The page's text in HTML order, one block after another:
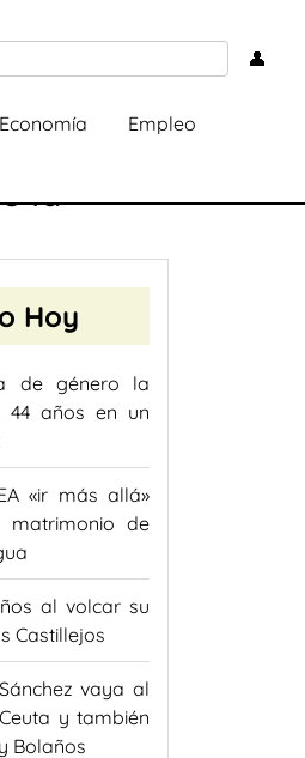
👤
Economía Empleo
la
Hoy
de género la
años en un
«ir más allá»
matrimonio de
al volcar su
Castillejos
vaya al
y también
Bolaños